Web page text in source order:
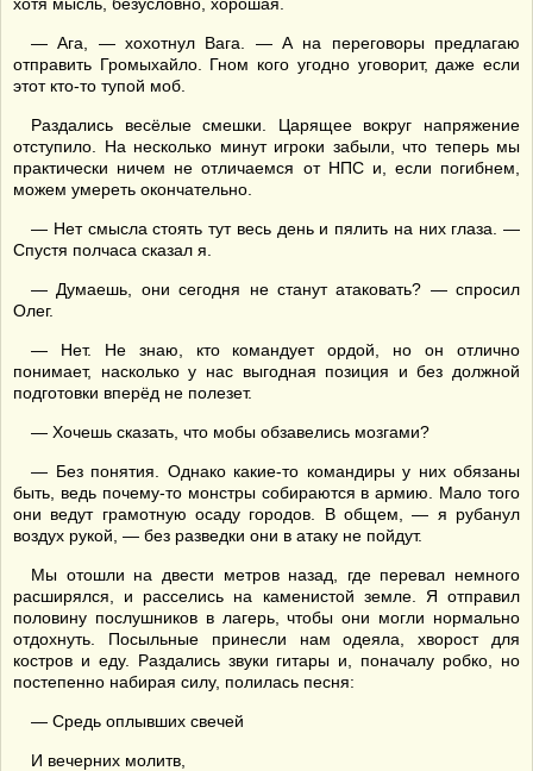
— Ага, — хохотнул Вага. — А на переговоры предлагаю
отправить Громыхайло. Гном кого угодно уговорит, даже если
этот кто-то тупой моб.
Раздались весёлые смешки. Царящее вокруг напряжение
отступило. На несколько минут игроки забыли, что теперь мы
практически ничем не отличаемся от НПС и, если погибнем,
можем умереть окончательно.
— Нет смысла стоять тут весь день и пялить на них глаза. —
Спустя полчаса сказал я.
— Думаешь, они сегодня не станут атаковать? — спросил
Олег.
— Нет. Не знаю, кто командует ордой, но он отлично
понимает, насколько у нас выгодная позиция и без должной
подготовки вперёд не полезет.
— Хочешь сказать, что мобы обзавелись мозгами?
— Без понятия. Однако какие-то командиры у них обязаны
быть, ведь почему-то монстры собираются в армию. Мало того
они ведут грамотную осаду городов. В общем, — я рубанул
воздух рукой, — без разведки они в атаку не пойдут.
Мы отошли на двести метров назад, где перевал немного
расширялся, и расселись на каменистой земле. Я отправил
половину послушников в лагерь, чтобы они могли нормально
отдохнуть. Посыльные принесли нам одеяла, хворост для
костров и еду. Раздались звуки гитары и, поначалу робко, но
постепенно набирая силу, полилась песня:
— Средь оплывших свечей
И вечерних молитв,